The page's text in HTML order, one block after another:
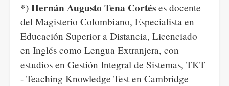
*) Hernán Augusto Tena Cortés es docente
del Magisterio Colombiano, Especialista en
Educación Superior a Distancia, Licenciado
en Inglés como Lengua Extranjera, con
estudios en Gestión Integral de Sistemas, TKT
- Teaching Knowledge Test en Cambridge